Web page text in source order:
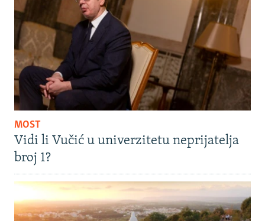
MOST
Vidi li Vučić u univerzitetu neprijatelja
broj 1?